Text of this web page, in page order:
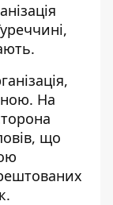
На
що